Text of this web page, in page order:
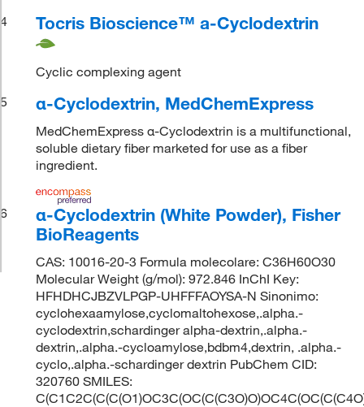
4
Tocris Bioscience™ a-Cyclodextrin
Cyclic complexing agent
5
α-Cyclodextrin, MedChemExpress
MedChemExpress α-Cyclodextrin is a multifunctional,
soluble dietary fiber marketed for use as a fiber
ingredient.
6
α-Cyclodextrin (White Powder), Fisher
BioReagents
CAS: 10016-20-3 Formula molecolare: C36H60O30
Molecular Weight (g/mol): 972.846 InChI Key:
HFHDHCJBZVLPGP-UHFFFAOYSA-N Sinonimo:
cyclohexaamylose,cyclomaltohexose,.alpha.-
cyclodextrin,schardinger alpha-dextrin,.alpha.-
dextrin,.alpha.-cycloamylose,bdbm4,dextrin, .alpha.-
cyclo,.alpha.-schardinger dextrin PubChem CID:
320760 SMILES: